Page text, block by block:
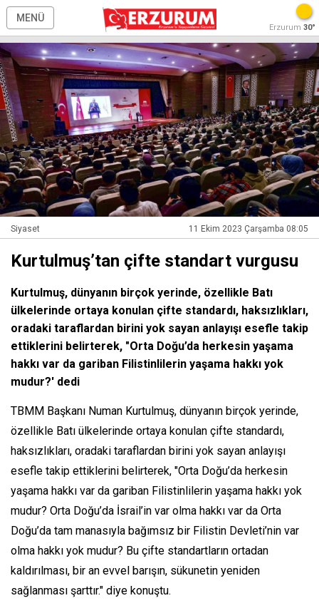
MENÜ
Erzurum 30°
Siyaset 11 Ekim 2023 Çarşamba 08:05
Kurtulmuş’tan çifte standart vurgusu
Kurtulmuş, dünyanın birçok yerinde, özellikle Batı
ülkelerinde ortaya konulan çifte standardı, haksızlıkları,
oradaki taraflardan birini yok sayan anlayışı esefle takip
ettiklerini belirterek, "Orta Doğu’da herkesin yaşama
hakkı var da gariban Filistinlilerin yaşama hakkı yok
mudur?' dedi
TBMM Başkanı Numan Kurtulmuş, dünyanın birçok yerinde,
özellikle Batı ülkelerinde ortaya konulan çifte standardı,
haksızlıkları, oradaki taraflardan birini yok sayan anlayışı
esefle takip ettiklerini belirterek, "Orta Doğu’da herkesin
yaşama hakkı var da gariban Filistinlilerin yaşama hakkı yok
mudur? Orta Doğu’da İsrail’in var olma hakkı var da Orta
Doğu’da tam manasıyla bağımsız bir Filistin Devleti’nin var
olma hakkı yok mudur? Bu çifte standartların ortadan
kaldırılması, bir an evvel barışın, sükunetin yeniden
sağlanması şarttır." diye konuştu.